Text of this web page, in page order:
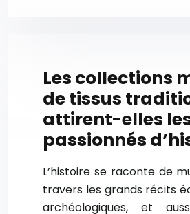
Les collections
de tissus
attirent-elles
passionnés
L’histoire se raconte de
travers les grands récits
archéologiques, et